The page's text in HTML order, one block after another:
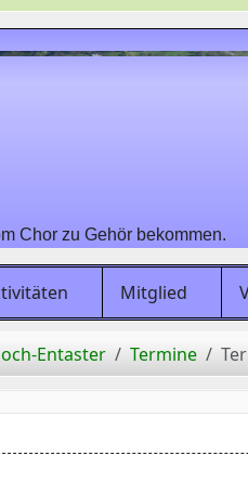
zu Gehör bekommen.
Mitglied
Entaster Termine